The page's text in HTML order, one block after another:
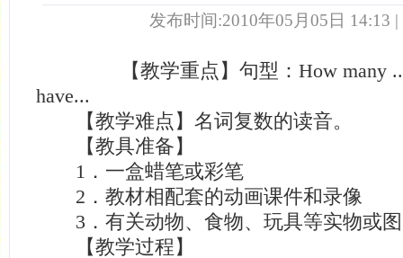
发布时间:2010年05月05日 14:13
【教学重点】句型：How many
have...
【教学难点】名词复数的读音。
【教具准备】
1．一盒蜡笔或彩笔
2．教材相配套的动画课件和录像
3．有关动物、食物、玩具等实物或
【教学过程】